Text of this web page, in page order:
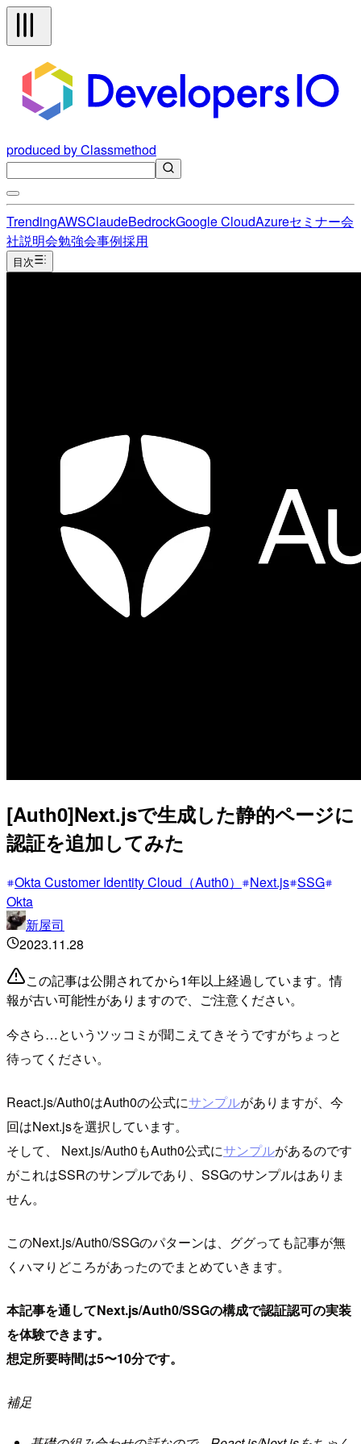
produced by Classmethod
TrendingAWSClaudeBedrockGoogle CloudAzureセミナー会
社説明会勉強会事例採用
目次
[Auth0]Next.jsで生成した静的ページに
認証を追加してみた
Okta Customer Identity Cloud（Auth0） Next.js SSG
Okta
新屋司
2023.11.28
この記事は公開されてから1年以上経過しています。情
報が古い可能性がありますので、ご注意ください。
今さら…というツッコミが聞こえてきそうですがちょっと
待ってください。
React.js/Auth0はAuth0の公式にサンプルがありますが、今
回はNext.jsを選択しています。
そして、 Next.js/Auth0もAuth0公式にサンプルがあるのです
がこれはSSRのサンプルであり、SSGのサンプルはありま
せん。
このNext.js/Auth0/SSGのパターンは、ググっても記事が無
くハマりどころがあったのでまとめていきます。
本記事を通してNext.js/Auth0/SSGの構成で認証認可の実装
を体験できます。
想定所要時間は5〜10分です。
補足